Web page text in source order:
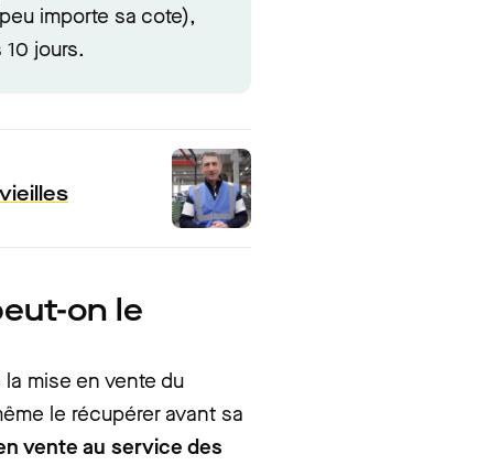
importe sa cote),
jours.
on le
mise en vente du
le récupérer avant sa
vente au service des